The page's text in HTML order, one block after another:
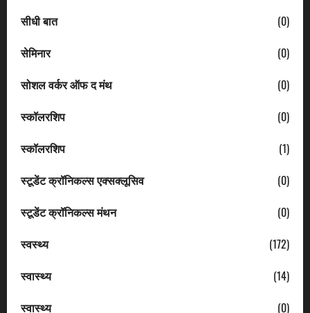
सीधी बात
(0)
सेमिनार
(0)
सोशल वर्कर ऑफ द मंथ
(0)
स्कॉलरशिप
(0)
स्कॉलरशिप
(1)
स्टूडेंट क्रॉनिकल्स एक्सक्लूसिव
(0)
स्टूडेंट क्रॉनिकल्स मंथन
(0)
स्वस्थ्य
(172)
स्वास्थ्य
(14)
स्वास्थ्य
(0)